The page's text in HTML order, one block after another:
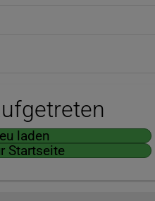
laden
Startseite